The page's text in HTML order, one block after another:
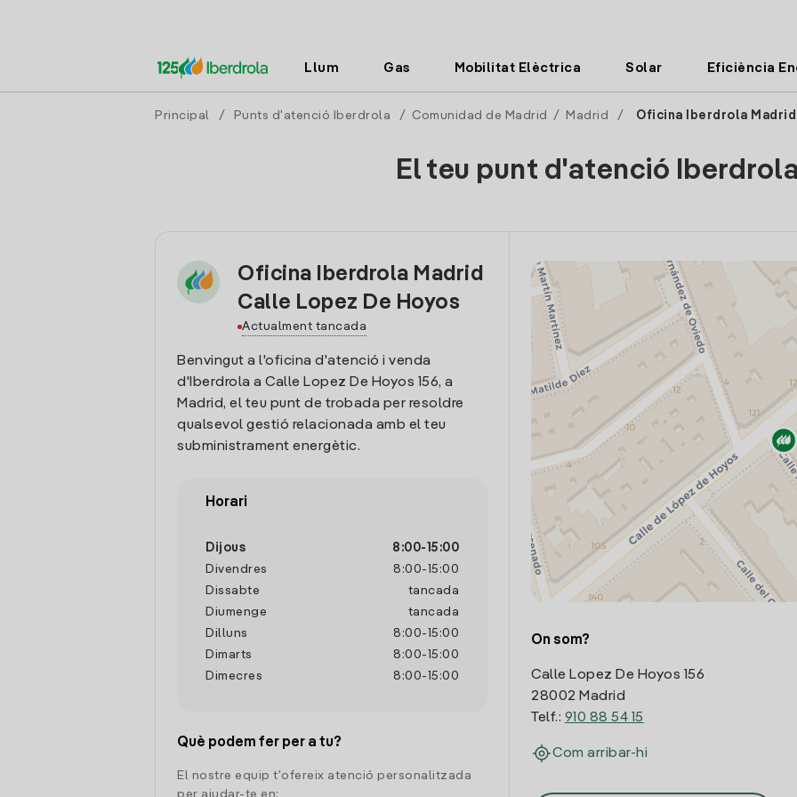
Llum Gas Mobilitat Elèctrica Solar Eficiència
Principal / Punts d'atenció Iberdrola / Comunidad de Madrid / Madrid / Oficina Iberdrola
El teu punt d'atenció
Oficina Iberdrola Madrid
Calle Lopez De Hoyos
Actualment tancada
Benvingut a l'oficina d'atenció i venda
d'Iberdrola a Calle Lopez De Hoyos 156, a
Madrid, el teu punt de trobada per resoldre
qualsevol gestió relacionada amb el teu
subministrament energètic.
Horari
Dijous 8:00- 15:00
Divendres
8:00- 15:00
Dissabte
tancada
Diumenge
tancada
Dilluns
8:00- 15:00
Dimarts
8:00- 15:00
Dimecres
8:00- 15:00
Què podem fer per a tu?
El nostre equip t'ofereix atenció personalitzada
per ajudar-te en:
On som?
Calle Lopez De Hoyos 156
28002 Madrid
Telf.: 910 88 54 15
Com arribar-hi